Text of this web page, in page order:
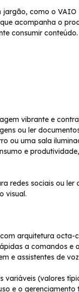
como o
acompanha o
consumir conteúdo.
vibrante e
ou ler
ou uma sala
e
redes sociais ou
visual.
arquitetura octa-
a comandos
e assistentes de
(valores
e o